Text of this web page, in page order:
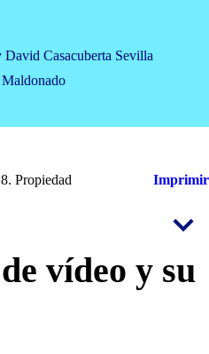
Casacuberta Sevilla
Propiedad
Imprimir
vídeo y su